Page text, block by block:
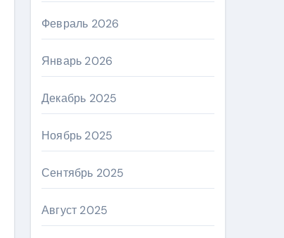
Февраль 2026
Январь 2026
Декабрь 2025
Ноябрь 2025
Сентябрь 2025
Август 2025